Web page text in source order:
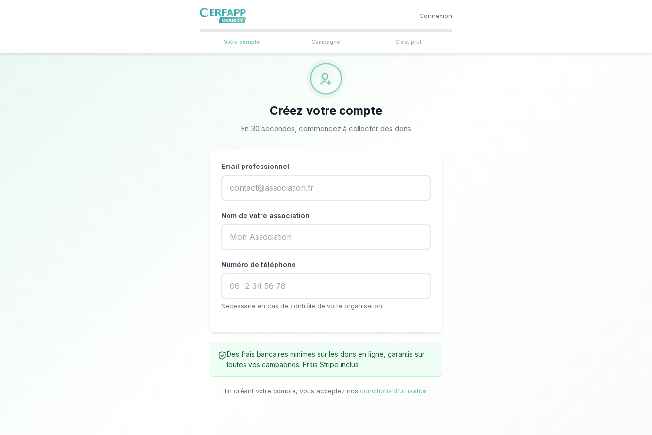
Connexion
Votre compte Campagne C'est prêt !
Créez votre compte
En 30 secondes, commencez à collecter des dons
Email professionnel
Nom de votre association
Numéro de téléphone
Nécessaire en cas de contrôle de votre organisation
Des frais bancaires minimes sur les dons en ligne, garantis sur
toutes vos campagnes. Frais Stripe inclus.
En créant votre compte, vous acceptez nos conditions d'utilisation